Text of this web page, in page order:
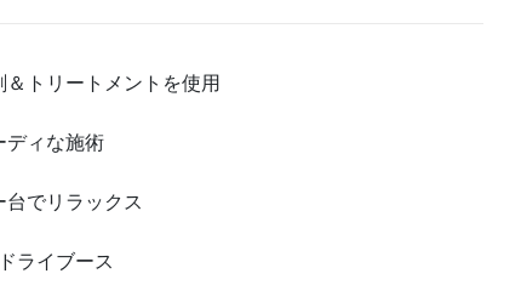
トリートメントを使用
ディな施術
でリラックス
ライブース